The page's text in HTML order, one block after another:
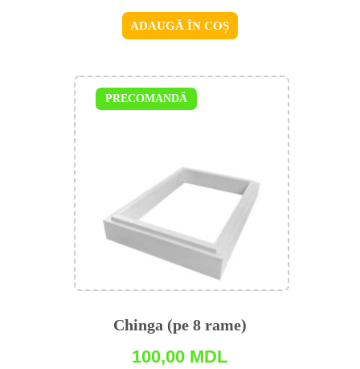
ADAUGĂ ÎN COȘ
Chinga (pe 8 rame)
100,00 MDL
PRECOMANDĂ